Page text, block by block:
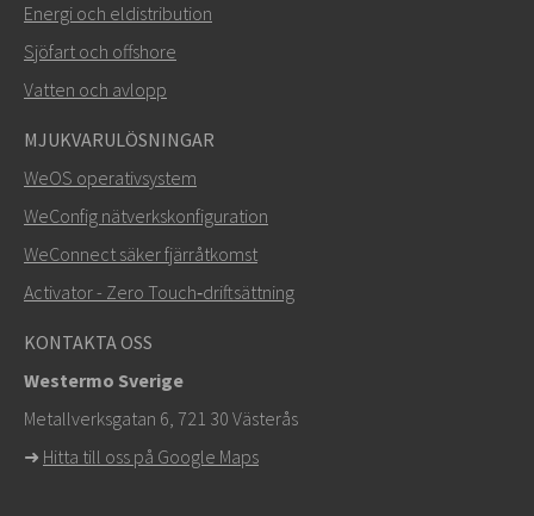
+46 16 42 80 00
info@westermo.com
För supportärenden,
support
Energi och eldistribution
Sjöfart och offshore
Vatten och avlopp
MJUKVARULÖSNINGAR
WeOS operativsystem
WeConfig nätverkskonfiguration
WeConnect säker fjärråtkomst
Activator - Zero Touch‑driftsättning
KONTAKTA OSS
Westermo Sverige
Metallverksgatan 6, 721 30 Västerås
➜ Hitta till oss på Google Maps